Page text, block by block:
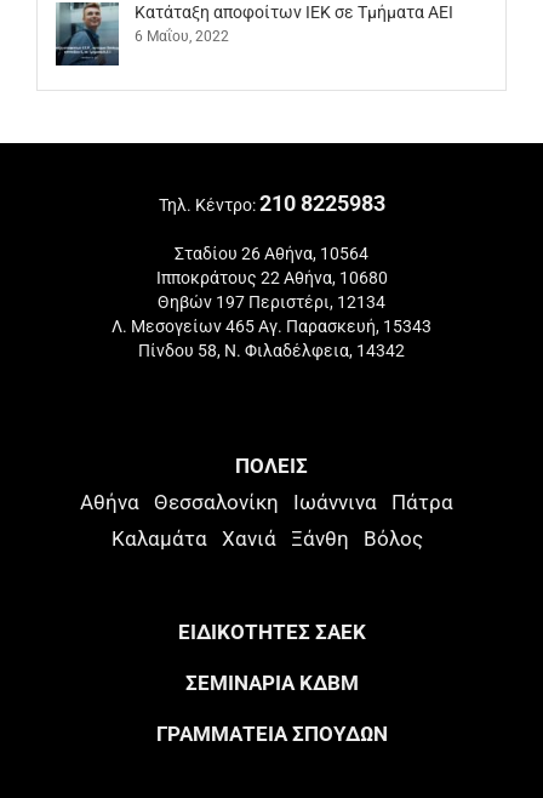
Kατάταξη αποφοίτων ΙΕΚ σε Τμήματα ΑΕΙ
6 Μαΐου, 2022
Τηλ. Κέντρο:210 8225983
Σταδίου 26 Αθήνα, 10564
Ιπποκράτους 22 Αθήνα, 10680
Θηβών 197 Περιστέρι, 12134
Λ. Μεσογείων 465 Αγ. Παρασκευή, 15343
Πίνδου 58, Ν. Φιλαδέλφεια, 14342
ΠΟΛΕΙΣ
Αθήνα Θεσσαλονίκη Ιωάννινα
Πάτρα
Καλαμάτα
Χανιά Ξάνθη Βόλος
ΕΙΔΙΚΟΤΗΤΕΣ ΣΑΕΚ
ΣΕΜΙΝΑΡΙΑ ΚΔΒΜ
ΓΡΑΜΜΑΤΕΙΑ ΣΠΟΥΔΩΝ